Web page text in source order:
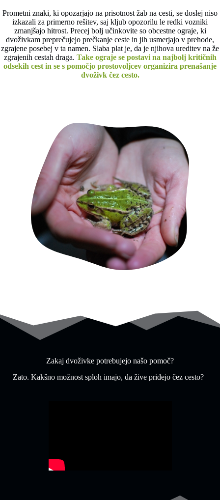
Prometni znaki, ki opozarjajo na prisotnost žab na cesti, se doslej niso
izkazali za primerno rešitev, saj kljub opozorilu le redki vozniki
zmanjšajo hitrost. Precej bolj učinkovite so obcestne ograje, ki
dvoživkam preprečujejo prečkanje ceste in jih usmerjajo v prehode,
zgrajene posebej v ta namen. Slaba plat je, da je njihova ureditev na že
zgrajenih cestah draga. Take ograje se postavi na najbolj kritičnih
odsekih cest in se s pomočjo prostovoljcev organizira prenašanje
dvoživk čez cesto.
Zakaj dvoživke potrebujejo našo pomoč?
Zato. Kakšno možnost sploh imajo, da žive pridejo čez cesto?